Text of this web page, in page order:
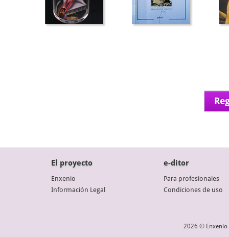
El proyecto
Enxenio
Información Legal
e-ditor
Para profesionales
Condiciones de uso
2026 © Enxenio